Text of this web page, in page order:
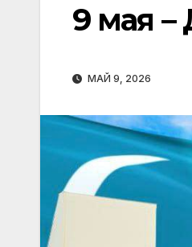
9 мая –
МАЙ 9, 2026